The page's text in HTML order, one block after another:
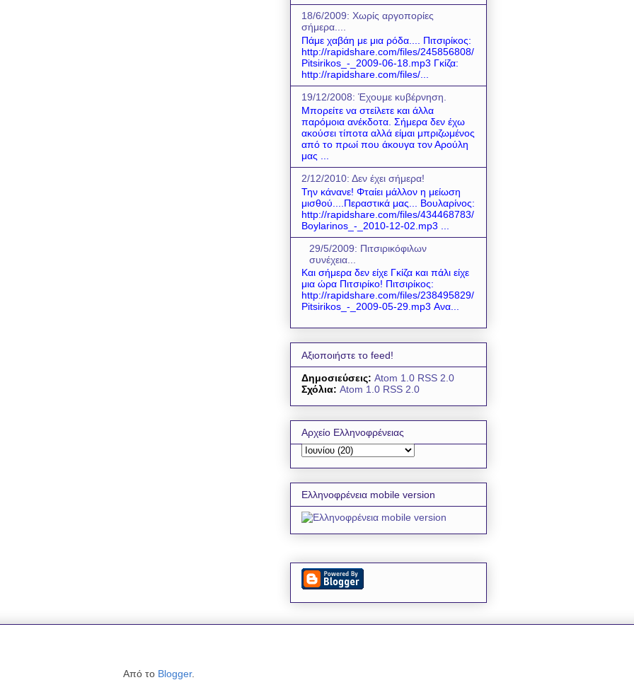
18/6/2009: Χωρίς αργοπορίες
σήμερα....
Πάμε χαβάη με μια ρόδα.... Πιτσιρίκος:
http://rapidshare.com/files/245856808/
Pitsirikos_-_2009-06-18.mp3 Γκίζα:
http://rapidshare.com/files/...
19/12/2008: Έχουμε κυβέρνηση.
Μπορείτε να στείλετε και άλλα
παρόμοια ανέκδοτα. Σήμερα δεν έχω
ακούσει τίποτα αλλά είμαι μπριζωμένος
από το πρωί που άκουγα τον Αρούλη
μας ...
2/12/2010: Δεν έχει σήμερα!
Την κάνανε! Φταίει μάλλον η μείωση
μισθού....Περαστικά μας... Βουλαρίνος:
http://rapidshare.com/files/434468783/
Boylarinos_-_2010-12-02.mp3 ...
29/5/2009: Πιτσιρικόφιλων
συνέχεια...
Και σήμερα δεν είχε Γκίζα και πάλι είχε
μια ώρα Πιτσιρίκο! Πιτσιρίκος:
http://rapidshare.com/files/238495829/
Pitsirikos_-_2009-05-29.mp3 Ανα...
Αξιοποιήστε το feed!
Δημοσιεύσεις: Atom 1.0 RSS 2.0
Σχόλια: Atom 1.0 RSS 2.0
Αρχείο Ελληνοφρένειας
Ελληνοφρένεια mobile version
Από το Blogger.